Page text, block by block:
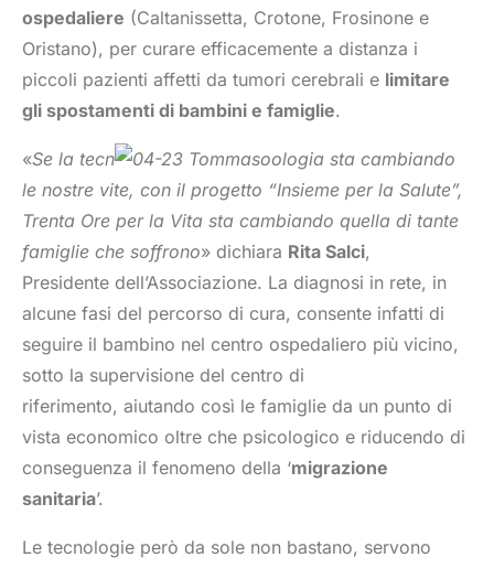
ospedaliere (Caltanissetta, Crotone, Frosinone e
Oristano), per curare efficacemente a distanza i
piccoli pazienti affetti da tumori cerebrali e limitare
gli spostamenti di bambini e famiglie.
«Se la tecn
ologia sta cambiando
le nostre vite, con il progetto “Insieme per la Salute”,
Trenta Ore per la Vita sta cambiando quella di tante
famiglie che soffrono» dichiara Rita Salci,
Presidente dell’Associazione. La diagnosi in rete, in
alcune fasi del percorso di cura, consente infatti di
seguire il bambino nel centro ospedaliero più vicino,
sotto la supervisione del centro di
riferimento, aiutando così le famiglie da un punto di
vista economico oltre che psicologico e riducendo di
conseguenza il fenomeno della ‘migrazione
sanitaria’.
Le tecnologie però da sole non bastano, servono